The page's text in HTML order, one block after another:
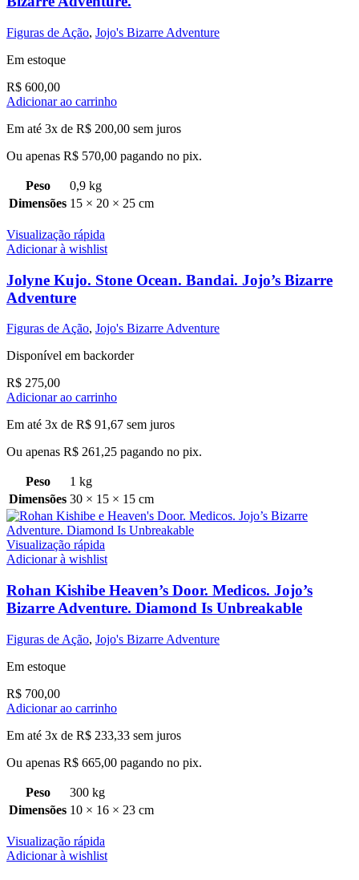
Figuras de Ação, Jojo's Bizarre Adventure
Em estoque
R$ 600,00
Adicionar ao carrinho
Em até 3x de R$ 200,00 sem juros
Ou apenas R$ 570,00 pagando no pix.
Peso
0,9 kg
Dimensões 15 × 20 × 25 cm
Visualização rápida
Adicionar à wishlist
Jolyne Kujo. Stone Ocean. Bandai. Jojo’s Bizarre
Adventure
Figuras de Ação, Jojo's Bizarre Adventure
Disponível em backorder
R$ 275,00
Adicionar ao carrinho
Em até 3x de R$ 91,67 sem juros
Ou apenas R$ 261,25 pagando no pix.
Peso
1 kg
Dimensões 30 × 15 × 15 cm
Visualização rápida
Adicionar à wishlist
Rohan Kishibe Heaven’s Door. Medicos. Jojo’s
Bizarre Adventure. Diamond Is Unbreakable
Figuras de Ação, Jojo's Bizarre Adventure
Em estoque
R$ 700,00
Adicionar ao carrinho
Em até 3x de R$ 233,33 sem juros
Ou apenas R$ 665,00 pagando no pix.
Peso
300 kg
Dimensões 10 × 16 × 23 cm
Visualização rápida
Adicionar à wishlist